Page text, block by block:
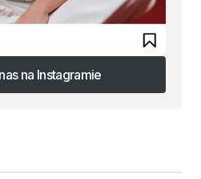
na Instagramie
na Instagramie